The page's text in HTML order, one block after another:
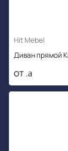
Hit Mebel
Диван прямой
от .